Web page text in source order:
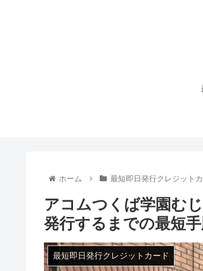
ホーム 最短即日発行クレジット
アコムつくば学園む
発行するまでの最短
最短即日発行クレジットカード